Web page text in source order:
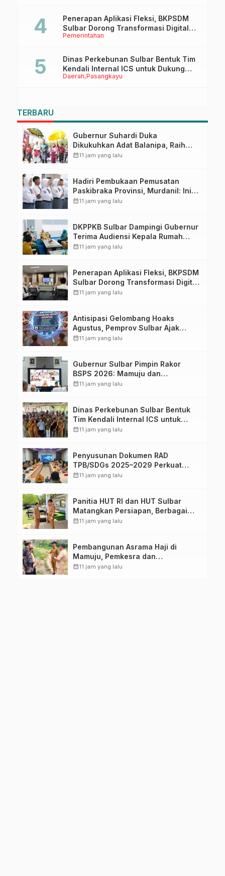
Pemerintahan
Penerapan Aplikasi Fleksi, BKPSDM
Sulbar Dorong Transformasi Digital
Sistem Kehadiran ASN
Daerah Pasangkayu
Dinas Perkebunan Sulbar Bentuk Tim
Kendali Internal ICS untuk Dukung
Sertifikasi ISPO Pekebun di
TERBARU
Gubernur Suhardi Duka
Dikukuhkan Adat Balanipa, Raih
Gelar Sulo Tappidena
calendar_month11 jam yang lalu
Hadiri Pembukaan Pemusatan
Paskibraka Provinsi, Murdanil: Ini
Membentuk Karakter Hingga
calendar_month11 jam yang lalu
DKPPKB Sulbar Dampingi Gubernur
Terima Audiensi Kepala Rumah
Sakit TK. III Punggawa Malolo
calendar_month11 jam yang lalu
Penerapan Aplikasi Fleksi, BKPSDM
Sulbar Dorong Transformasi Digital
Sistem Kehadiran ASN
calendar_month11 jam yang lalu
Antisipasi Gelombang Hoaks
Agustus, Pemprov Sulbar Ajak
Warga Jaga Ruang Digital
calendar_month11 jam yang lalu
Gubernur Sulbar Pimpin Rakor
BSPS 2026: Mamuju dan
Pasangkayu Masih Nol Realisasi
calendar_month11 jam yang lalu
Dinas Perkebunan Sulbar Bentuk
Tim Kendali Internal ICS untuk
Dukung Sertifikasi ISPO Pekebun di
calendar_month11 jam yang lalu
Penyusunan Dokumen RAD
TPB/SDGs 2025–2029 Perkuat
Arah Pembangunan Berkelanjutan
calendar_month11 jam yang lalu
Panitia HUT RI dan HUT Sulbar
Matangkan Persiapan, Berbagai
Lomba Akan Dilaksanakan Pemprov
calendar_month11 jam yang lalu
Pembangunan Asrama Haji di
Mamuju, Pemkesra dan
Kementerian Haji Sulbar Tinjau
calendar_month11 jam yang lalu